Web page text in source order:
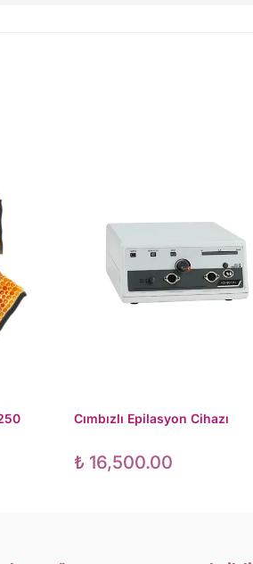
Cımbızlı Epilasyon Cihazı
₺ 16,500.00